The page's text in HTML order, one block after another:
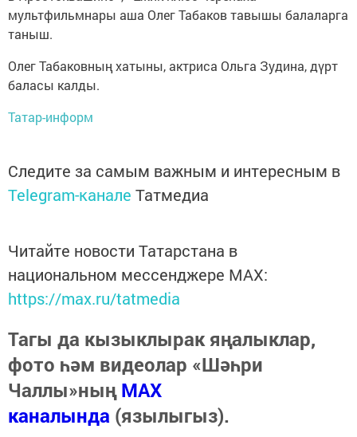
мультфильмнары аша Олег Табаков тавышы балаларга
таныш.
Олег Табаковның хатыны, актриса Ольга Зудина, дүрт
баласы калды.
Татар-информ
Следите за самым важным и интересным в
Telegram-канале Татмедиа
Читайте новости Татарстана в
национальном мессенджере MАХ:
https://max.ru/tatmedia
Тагы да кызыклырак яңалыклар,
фото һәм видеолар «Шәһри
Чаллы»ныңMAX
каналында (язылыгыз).